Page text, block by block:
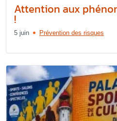
Attention aux
!
5 juin Prévention des risques